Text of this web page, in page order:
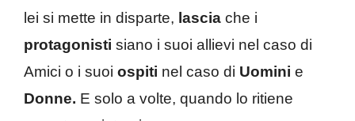
lei si mette in disparte, lascia che i
protagonisti siano i suoi allievi nel caso di
Amici o i suoi ospiti nel caso di Uomini e
Donne. E solo a volte, quando lo ritiene